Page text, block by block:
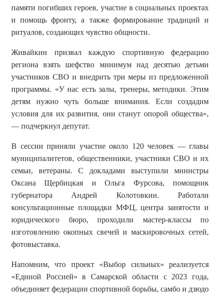
памяти погибших героев, участие в социальных проектах
и помощь фронту, а также формирование традиций и
ритуалов, создающих чувство общности.
Живайкин призвал каждую спортивную федерацию
региона взять шефство минимум над десятью детьми
участников СВО и внедрить три меры из предложенной
программы. «У нас есть залы, тренеры, методики. Этим
детям нужно чуть больше внимания. Если создадим
условия для их развития, они станут опорой общества»,
— подчеркнул депутат.
В сессии приняли участие около 120 человек — главы
муниципалитетов, общественники, участники СВО и их
семьи, ветераны. С докладами выступили министры
Оксана Щербицкая и Ольга Фурсова, помощник
губернатора Андрей Колотовкин. Работали
консультационные площадки МФЦ, центра занятости и
юридического бюро, проходили мастер-классы по
изготовлению окопных свечей и маскировочных сетей,
фотовыставка.
Напомним, что проект «Выбор сильных» реализуется
«Единой Россией» в Самарской области с 2023 года,
объединяет федерации спортивной борьбы, самбо и дзюдо